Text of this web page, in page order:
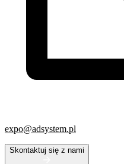
expo@adsystem.pl
Skontaktuj się z nami